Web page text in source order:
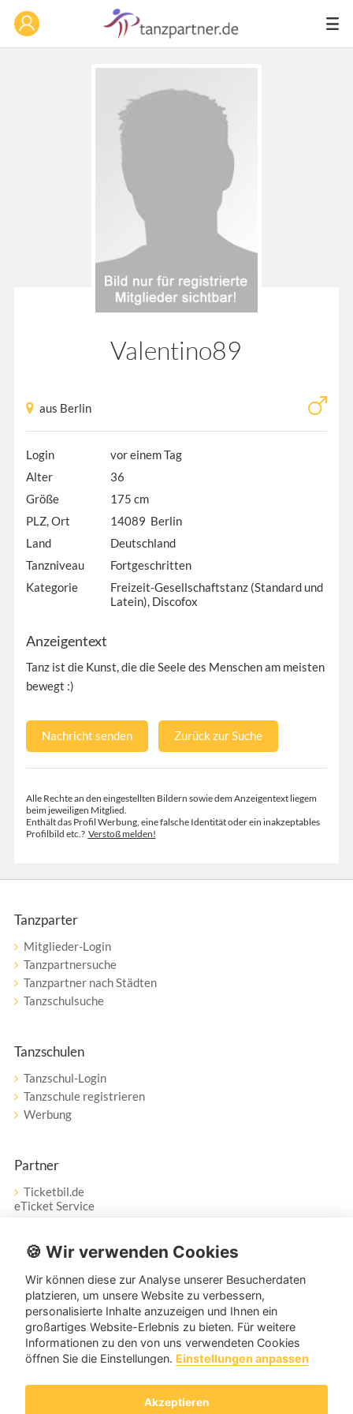
Valentino89
aus Berlin
Login
vor einem Tag
Alter
36
Größe
175 cm
PLZ, Ort
14089 Berlin
Land
Deutschland
Tanzniveau
Fortgeschritten
Kategorie
Freizeit-Gesellschaftstanz (Standard und
Latein), Discofox
Anzeigentext
Tanz ist die Kunst, die die Seele des Menschen am meisten
bewegt :)
Nachricht senden Zurück zur Suche
Alle Rechte an den eingestellten Bildern sowie dem Anzeigentext liegem
beim jeweiligen Mitglied.
Enthält das Profil Werbung, eine falsche Identität oder ein inakzeptables
Profilbild etc.? Verstoß melden!
Tanzparter
Mitglieder-Login
Tanzpartnersuche
Tanzpartner nach Städten
Tanzschulsuche
Tanzschulen
Tanzschul-Login
Tanzschule registrieren
Werbung
Partner
Ticketbil.de
eTicket Service
Vertrag widerrufen
Service
Unser Tanzpartner-Service hilft Ihnen bei Fragen und
Anregungen gerne weiter!
🍪 Wir verwenden Cookies
Wir können diese zur Analyse unserer Besucherdaten
platzieren, um unsere Website zu verbessern,
personalisierte Inhalte anzuzeigen und Ihnen ein
großartiges Website-Erlebnis zu bieten. Für weitere
Informationen zu den von uns verwendeten Cookies
öffnen Sie die Einstellungen. Einstellungen anpassen
Akzeptieren